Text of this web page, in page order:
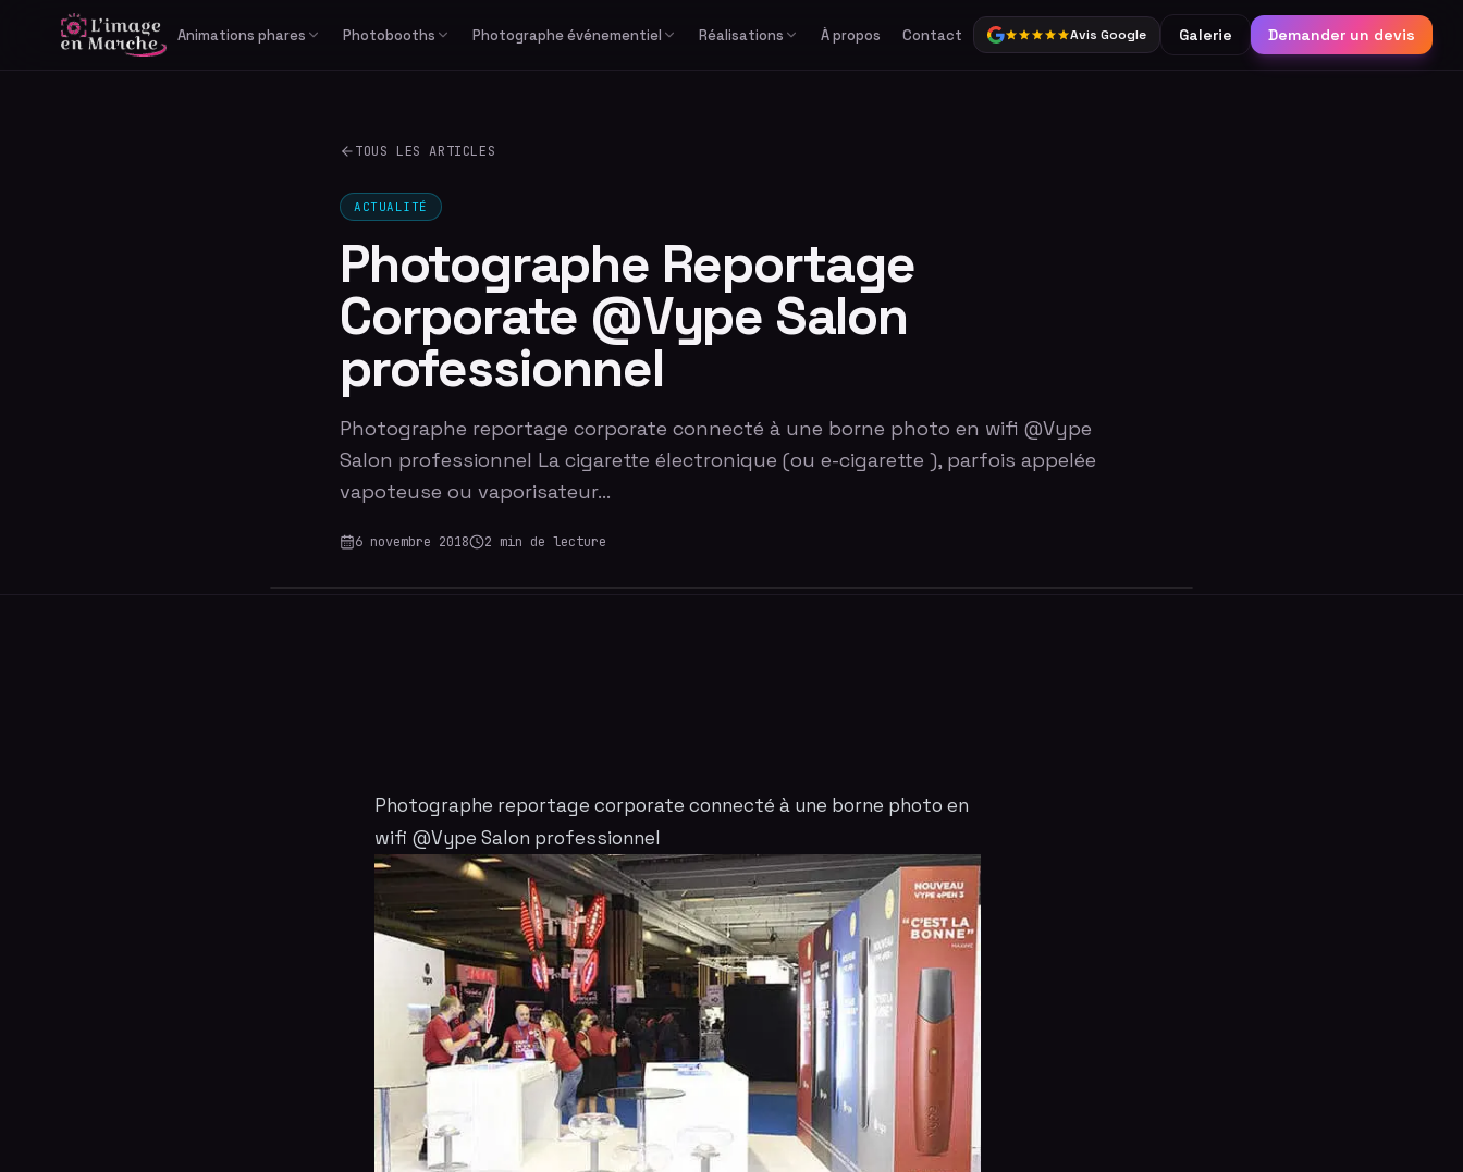
Animations phares
Studio Bullet Time 360°
Photobooths
Vidéomaton
Photographe événementiel Réalisations À propos Contact Avis Google Galerie Demander un devis
TOUS LES ARTICLES
ACTUALITÉ
Photographe Reportage
Corporate @Vype Salon
professionnel
Photographe reportage corporate connecté à une borne photo en wifi @Vype
Salon professionnel La cigarette électronique (ou e-cigarette ), parfois appelée
vapoteuse ou vaporisateur…
6 novembre 2018 2 min de lecture
Photographe reportage corporate connecté à une borne photo en
wifi @Vype Salon professionnel